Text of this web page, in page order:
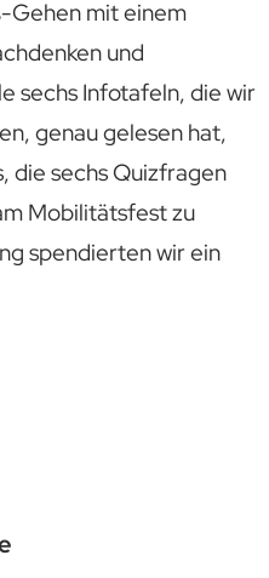
Gehen mit einem
und
sechs Infotafeln, die wir
genau gelesen hat,
die sechs Quizfragen
Mobilitätsfest zu
spendierten wir ein